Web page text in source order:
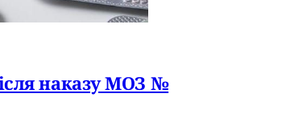
наказу МОЗ №